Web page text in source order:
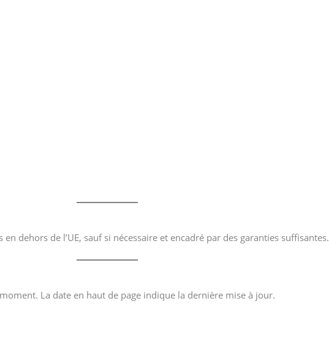
dehors de l’UE, sauf si nécessaire et encadré par des garanties suffisantes.
La date en haut de page indique la dernière mise à jour.